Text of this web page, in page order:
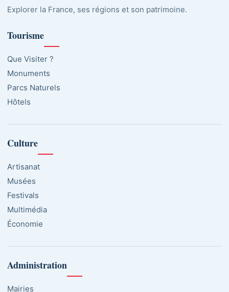
Explorer la France, ses régions et son patrimoine.
Tourisme
Que Visiter ?
Monuments
Parcs Naturels
Hôtels
Culture
Artisanat
Musées
Festivals
Multimédia
Économie
Administration
Mairies